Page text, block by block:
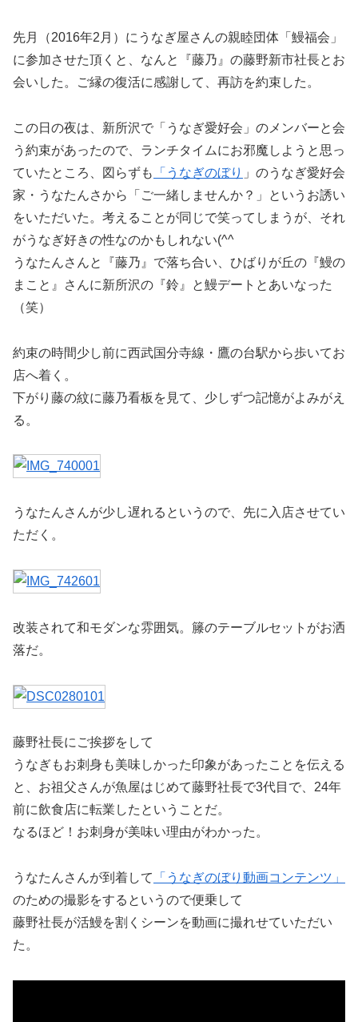
先月（2016年2月）にうなぎ屋さんの親睦団体「鰻福会」
に参加させた頂くと、なんと『藤乃』の藤野新市社長とお
会いした。ご縁の復活に感謝して、再訪を約束した。
この日の夜は、新所沢で「うなぎ愛好会」のメンバーと会
う約束があったので、ランチタイムにお邪魔しようと思っ
ていたところ、図らずも
「うなぎのぼり 」のうなぎ愛好会
家・うなたんさから「ご一緒しませんか？」というお誘い
をいただいた。考えることが同じで笑ってしまうが、それ
がうなぎ好きの性なのかもしれない(^^ゞ
うなたんさんと『藤乃』で落ち合い、ひばりが丘の『鰻の
まこと』さんに新所沢の『鈴』と鰻デートとあいなった
（笑）
約束の時間少し前に西武国分寺線・鷹の台駅から歩いてお
店へ着く。
下がり藤の紋に藤乃看板を見て、少しずつ記憶がよみがえ
る。
うなたんさんが少し遅れるというので、先に入店させてい
ただく。
改装されて和モダンな雰囲気。籐のテーブルセットがお洒
落だ。
藤野社長にご挨拶をして
うなぎもお刺身も美味しかった印象があったことを伝える
と、お祖父さんが魚屋はじめて藤野社長で3代目で、24年
前に飲食店に転業したということだ。
なるほど！お刺身が美味い理由がわかった。
うなたんさんが到着して
「うなぎのぼり動画コンテンツ」
のための撮影をするというので便乗して
藤野社長が活鰻を割くシーンを動画に撮れせていただい
た。